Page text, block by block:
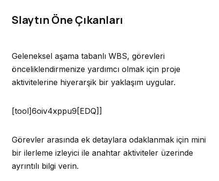
Slaytın Öne Çıkanları
Geleneksel aşama tabanlı WBS, görevleri
önceliklendirmenize yardımcı olmak için proje
aktivitelerine hiyerarşik bir yaklaşım uygular.
[tool]6oiv4xppu9[EDQ]]
Görevler arasında ek detaylara odaklanmak için mini
bir ilerleme izleyici ile anahtar aktiviteler üzerinde
ayrıntılı bilgi verin.